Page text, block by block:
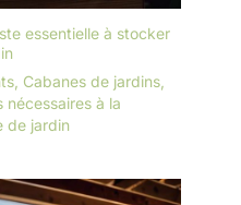
essentielle à stocker
Cabanes de jardins
nécessaires à la
de jardin